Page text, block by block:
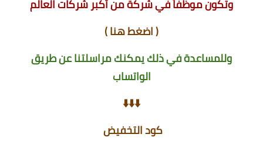
وتكون موظفاً في شركة من أكبر شركات العالم
(اضغط هنا)
وللمساعدة في ذلك يمكنك مراسلتنا عن طريق
الواتساب
⬇️⬇️⬇️
كود التخفيض